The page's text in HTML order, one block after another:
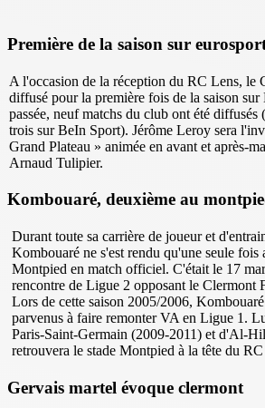
Première de la saison sur
A l'occasion de la réception du RC Lens, le
diffusé pour la première fois de la saison sur
passée, neuf matchs du club ont été diffusés
trois sur BeIn Sport). Jérôme Leroy sera
Grand Plateau » animée en avant et après-
Arnaud Tulipier.
Kombouaré, deuxième au
Durant toute sa carrière de joueur et
Kombouaré ne s'est rendu qu'une seule fois
Montpied en match officiel. C'était le 17
rencontre de Ligue 2 opposant le Clermont
Lors de cette saison 2005/2006,
parvenus à faire remonter VA en Ligue 1.
Paris-Saint-Germain (2009-2011) et d'Al-
retrouvera le stade Montpied à la tête du
Gervais martel évoque clermont